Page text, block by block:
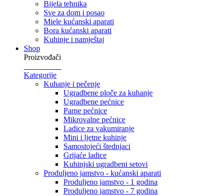
Bijela tehnika
Sve za dom i posao
Miele kućanski aparati
Bora kućanski aparati
Kuhinje i namještaj
Shop
Proizvođači
Kategorije
Kuhanje i pečenje
Ugradbene ploče za kuhanje
Ugradbene pećnice
Parne pećnice
Mikrovalne pećnice
Ladice za vakumiranje
Mini i ljetne kuhinje
Samostojeći štednjaci
Grijaće ladice
Kuhinjski ugradbeni setovi
Produljeno jamstvo - kućanski aparati
Produljeno jamstvo - 1 godina
Produljeno jamstvo - 7 godina